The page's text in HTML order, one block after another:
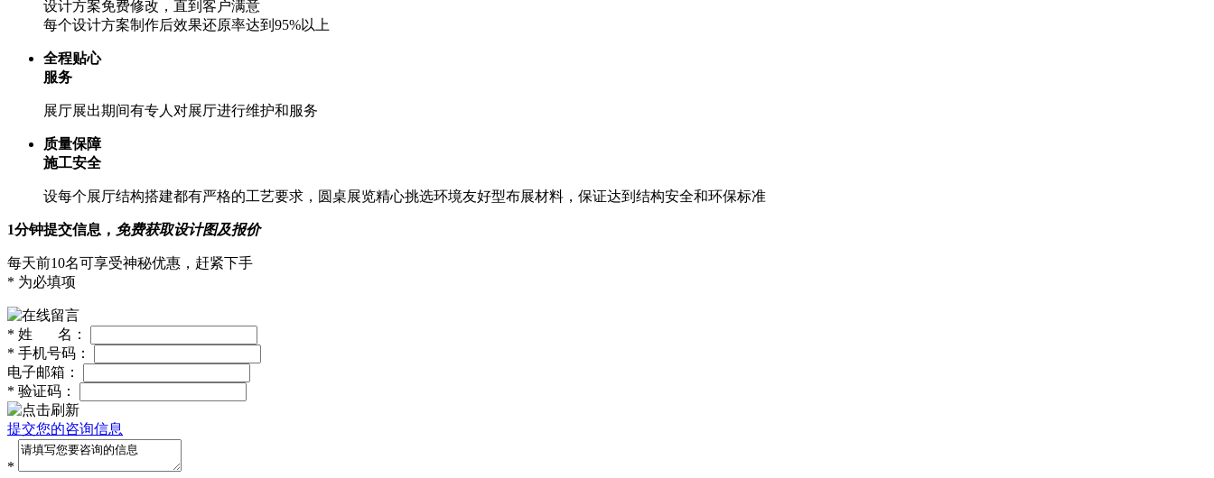
设计方案免费修改，直到客户满意
每个设计方案制作后效果还原率达到95%以上
全程贴心
服务
展厅展出期间有专人对展厅进行维护和服务
质量保障
施工安全
设每个展厅结构搭建都有严格的工艺要求，圆桌展览精心挑选环境友好型布展材料，保证达到结构安全和环保标准
1分钟提交信息， 免费获取设计图及报价
每天前10名可享受神秘优惠，赶紧下手
* 为必填项
* 姓 名：
* 手机号码：
电子邮箱：
* 验证码：
提交您的咨询信息
*